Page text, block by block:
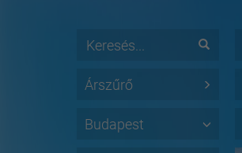
Árszűrő
Budapest